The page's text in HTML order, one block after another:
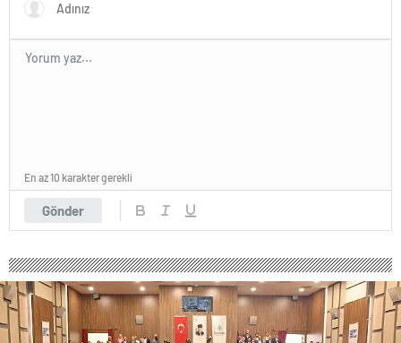
Gönder
En az 10 karakter gerekli